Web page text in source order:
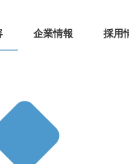
企業情報 採用